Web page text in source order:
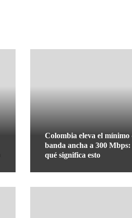
Colombia eleva el mínimo
banda ancha a 300 Mbps:
qué significa esto